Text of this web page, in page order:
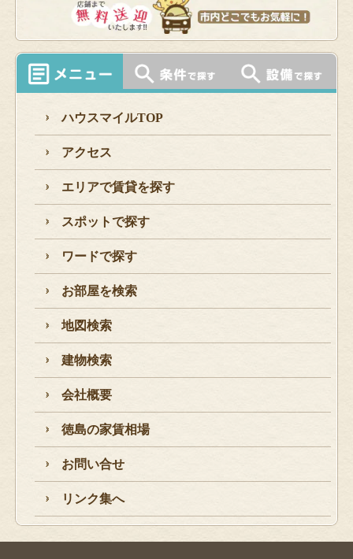
ハウスマイルTOP
アクセス
エリアで賃貸を探す
スポットで探す
ワードで探す
お部屋を検索
地図検索
建物検索
会社概要
徳島の家賃相場
お問い合せ
リンク集へ